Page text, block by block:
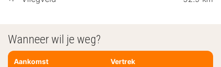
Wanneer wil je weg?
Aankomst Vertrek